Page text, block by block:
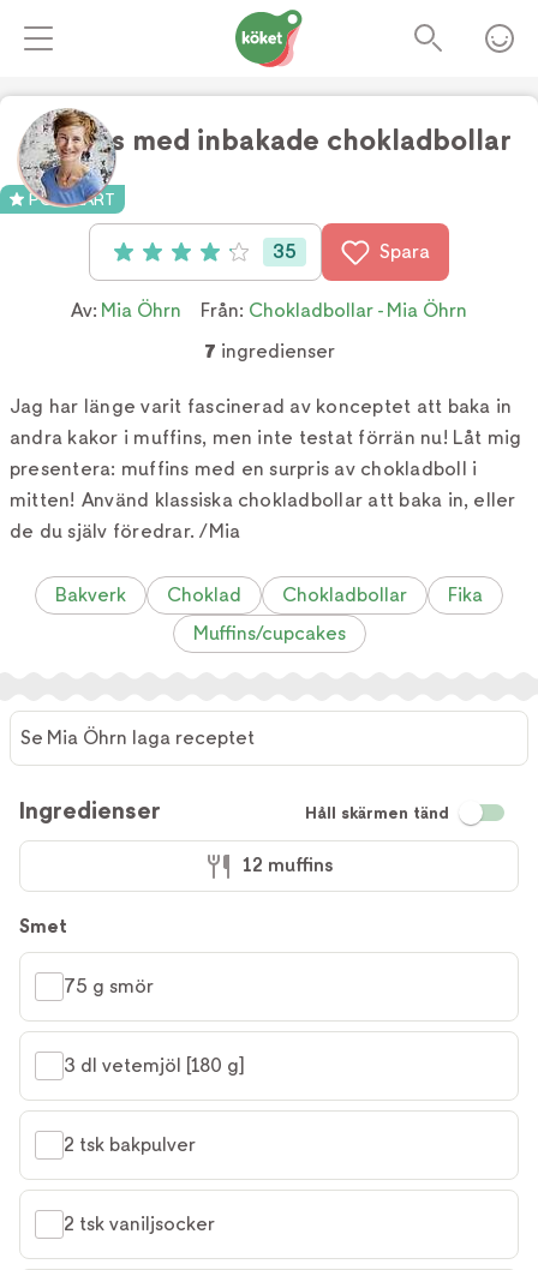
Muffins med inbakade chokladbollar
POPULÄRT
Betyg: 4.1 av 5 (35 röster)
35 Spara
Av: Mia Öhrn Från: Chokladbollar - Mia Öhrn
7 ingredienser
Jag har länge varit fascinerad av konceptet att baka in
andra kakor i muffins, men inte testat förrän nu! Låt mig
presentera: muffins med en surpris av chokladboll i
mitten! Använd klassiska chokladbollar att baka in, eller
de du själv föredrar. /Mia
Bakverk Choklad Chokladbollar
Fika
Muffins/cupcakes
Se Mia Öhrn laga receptet
Ingredienser Håll skärmen tänd
12 muffins
Smet
75 g smör
3 dl vetemjöl [180 g]
2 tsk bakpulver
2 tsk vaniljsocker